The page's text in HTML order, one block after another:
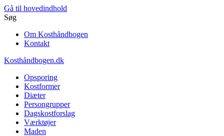
Gå til hovedindhold
Søg
Om Kosthåndbogen
Kontakt
Kosthåndbogen.dk
Opsporing
Kostformer
Diæter
Persongrupper
Dagskostforslag
Værktøjer
Maden